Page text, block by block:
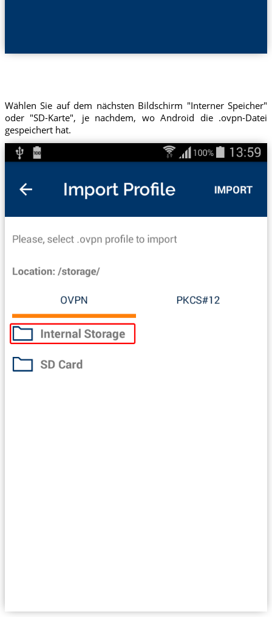
Wählen Sie auf dem nächsten Bildschirm "Interner Speicher"
oder "SD-Karte", je nachdem, wo Android die .ovpn-Datei
gespeichert hat.